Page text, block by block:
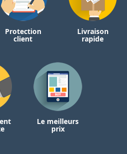
Protection
client
Livraison
rapide
Le meilleurs
prix